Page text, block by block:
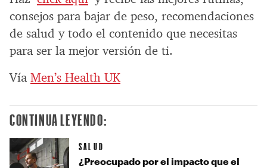
consejos para bajar de peso, recomendaciones
de salud y todo el contenido que necesitas
para ser la mejor versión de ti.
Vía Men’s Health UK
CONTINUA LEYENDO:
SALUD
¿Preocupado por el impacto que el